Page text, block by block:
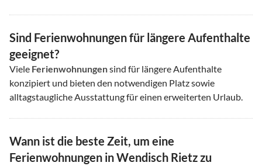
Sind Ferienwohnungen für längere Aufenthalte
geeignet?
Viele Ferienwohnungensind für längere Aufenthalte
konzipiert und bieten den notwendigen Platz sowie
alltagstaugliche Ausstattung für einen erweiterten Urlaub.
Wann ist die beste Zeit, um eine
Ferienwohnungen in Wendisch Rietz zu